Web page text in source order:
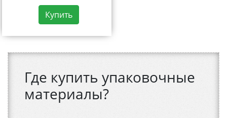
Где купить упаковочные
материалы?
Купить